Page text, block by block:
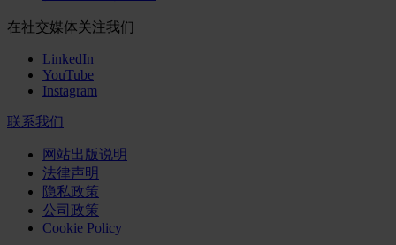
在社交媒体关注我们
LinkedIn
YouTube
Instagram
联系我们
网站出版说明
法律声明
隐私政策
公司政策
Cookie Policy